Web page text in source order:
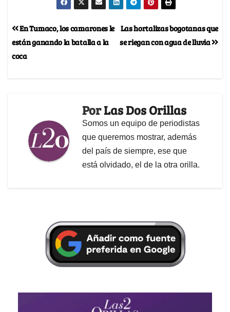
Las hortalizas bogotanas que
se riegan con agua de lluvia
En Tumaco, los camarones le
están ganando la batalla a la
coca
PorLas Dos Orillas
Somos un equipo de periodistas
que queremos mostrar, además
del país de siempre, ese que
está olvidado, el de la otra orilla.